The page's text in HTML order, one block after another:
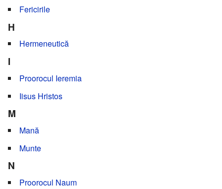
Fericirile
H
Hermeneutică
I
Proorocul Ieremia
Iisus Hristos
M
Mană
Munte
N
Proorocul Naum